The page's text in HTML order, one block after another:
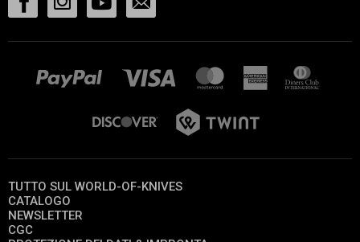
TUTTO SUL WORLD-OF-KNIVES
CATALOGO
NEWSLETTER
CGC